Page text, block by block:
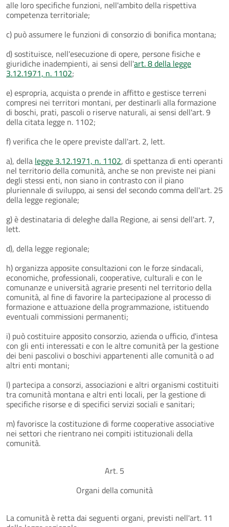
alle loro specifiche funzioni, nell'ambito della rispettiva
competenza territoriale;
c) può assumere le funzioni di consorzio di bonifica montana;
d) sostituisce, nell'esecuzione di opere, persone fisiche e
giuridiche inadempienti, ai sensi dell'art. 8 della legge
3.12.1971, n. 1102;
e) espropria, acquista o prende in affitto e gestisce terreni
compresi nei territori montani, per destinarli alla formazione
di boschi, prati, pascoli o riserve naturali, ai sensi dell'art. 9
della citata legge n. 1102;
f) verifica che le opere previste dall'art. 2, lett.
a), della legge 3.12.1971, n. 1102, di spettanza di enti operanti
nel territorio della comunità, anche se non previste nei piani
degli stessi enti, non siano in contrasto con il piano
pluriennale di sviluppo, ai sensi del secondo comma dell'art. 25
della legge regionale;
g) è destinataria di deleghe dalla Regione, ai sensi dell'art. 7,
lett.
d), della legge regionale;
h) organizza apposite consultazioni con le forze sindacali,
economiche, professionali, cooperative, culturali e con le
comunanze e università agrarie presenti nel territorio della
comunità, al fine di favorire la partecipazione al processo di
formazione e attuazione della programmazione, istituendo
eventuali commissioni permanenti;
i) può costituire apposito consorzio, azienda o ufficio, d'intesa
con gli enti interessati e con le altre comunità per la gestione
dei beni pascolivi o boschivi appartenenti alle comunità o ad
altri enti montani;
l) partecipa a consorzi, associazioni e altri organismi costituiti
tra comunità montana e altri enti locali, per la gestione di
specifiche risorse e di specifici servizi sociali e sanitari;
m) favorisce la costituzione di forme cooperative associative
nei settori che rientrano nei compiti istituzionali della
comunità.
Art. 5
Organi della comunità
La comunità è retta dai seguenti organi, previsti nell'art. 11